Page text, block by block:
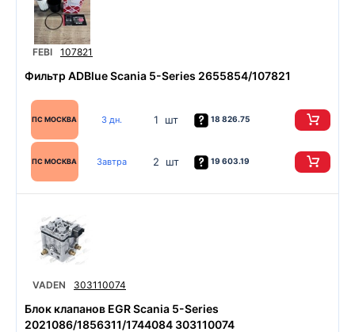
FEBI 107821
Фильтр ADBlue Scania 5-Series 2655854/107821
ПС МОСКВА 3 дн. 1 шт 18 826.75
ПС МОСКВА Завтра 2 шт 19 603.19
VADEN 303110074
Блок клапанов EGR Scania 5-Series
2021086/1856311/1744084 303110074